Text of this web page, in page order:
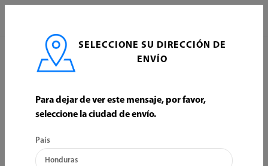
AGRICULTURA ACCESORIOS PARA RIEGO Y DUCTOS
ACCESORIOS PARA RIEGO Y DUCTOS
ORDENAR POR:
SELECCIONE SU DIRECCIÓN DE
ENVÍO
Para dejar de ver este mensaje, por favor,
seleccione la ciudad de envío.
País